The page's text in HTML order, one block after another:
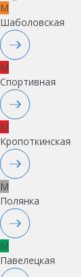
M
Шаболовская
M
Спортивная
M
Кропоткинская
M
Полянка
M
Павелецкая